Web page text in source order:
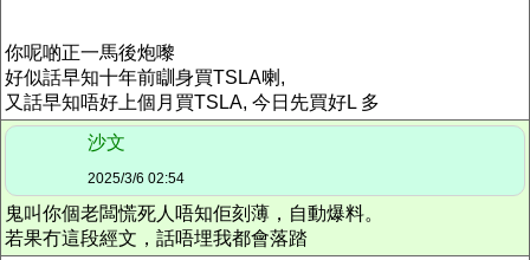
你呢啲正一馬後炮嚟
好似話早知十年前瞓身買TSLA喇,
又話早知唔好上個月買TSLA, 今日先買好L 多
沙文
2025/3/6 02:54
鬼叫你個老闆慌死人唔知佢刻薄，自動爆料。
若果冇這段經文，話唔埋我都會落踏